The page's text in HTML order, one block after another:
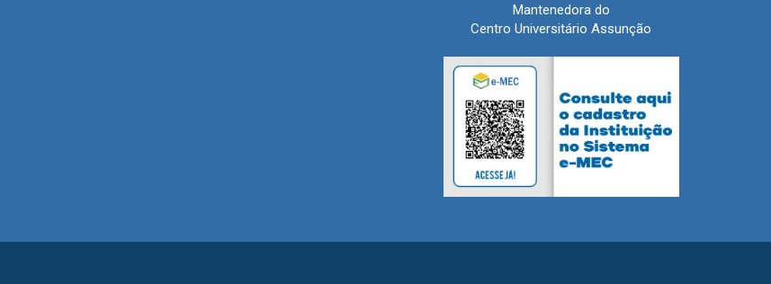
Mantenedora do
Centro Universitário Assunção